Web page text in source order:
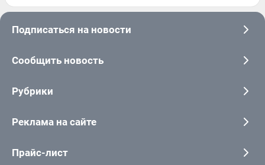
Подписаться на новости
Сообщить новость
Рубрики
Реклама на сайте
Прайс-лист